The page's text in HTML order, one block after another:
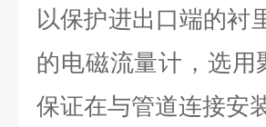
以保护进出口端的衬
的电磁流量计，选
保证在与管道连接安